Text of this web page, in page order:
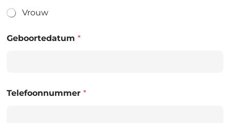
Vrouw
Geboortedatum *
Telefoonnummer *